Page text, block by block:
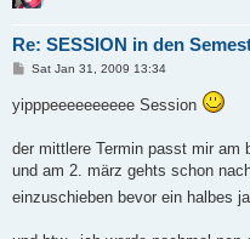
Re: SESSION in den
P
t
Sat Jan 31, 2009 13:34
yipppeeeeeeeeee Session
der mittlere Termin passt mir am
und am 2. märz gehts schon
einzuschieben bevor ein halbes